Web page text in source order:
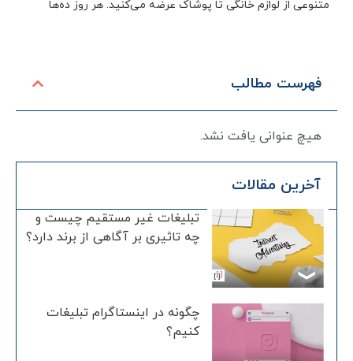
متنوعی از لوازم خانگی تا پوشاک عرضه می‌کنید. هر روز ده‌ها
فهرست مطالب
هیچ عنوانی یافت نشد.
آخرین مقالات
تبلیغات غیر مستقیم چیست و
چه تاثیری بر آگاهی از برند دارد؟
چگونه در اینستاگرام تبلیغات
کنیم؟